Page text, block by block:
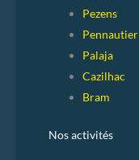
Pezens
Pennautier
Palaja
Cazilhac
Bram
Nos activités